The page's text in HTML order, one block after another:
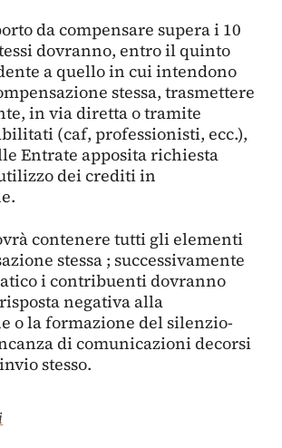
da compensare supera i 10
dovranno, entro il quinto
a quello in cui intendono
stessa, trasmettere
in via diretta o tramite
(caf, professionisti, ecc.),
Entrate apposita richiesta
dei crediti in
contenere tutti gli elementi
stessa ; successivamente
i contribuenti dovranno
negativa alla
o la formazione del silenzio-
di comunicazioni decorsi
stesso.